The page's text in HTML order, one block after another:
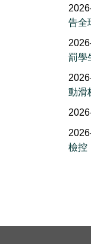
告全
罰學
動滑
檢控